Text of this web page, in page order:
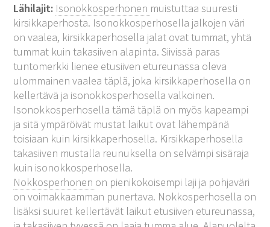
Lähilajit: Isonokkosperhonen muistuttaa suuresti
kirsikkaperhosta. Isonokkosperhosella jalkojen väri
on vaalea, kirsikkaperhosella jalat ovat tummat, yhtä
tummat kuin takasiiven alapinta. Siivissä paras
tuntomerkki lienee etusiiven etureunassa oleva
ulommainen vaalea täplä, joka kirsikkaperhosella on
kellertävä ja isonokkosperhosella valkoinen.
Isonokkosperhosella tämä täplä on myös kapeampi
ja sitä ympäröivät mustat laikut ovat lähempänä
toisiaan kuin kirsikkaperhosella. Kirsikkaperhosella
takasiiven mustalla reunuksella on selvämpi sisäraja
kuin isonokkosperhosella.
Nokkosperhonen on pienikokoisempi laji ja pohjaväri
on voimakkaamman punertava. Nokkosperhosella on
lisäksi suuret kellertävät laikut etusiiven etureunassa,